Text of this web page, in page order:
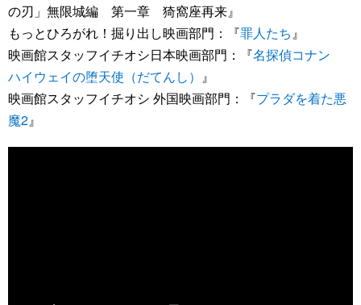
の刃」無限城編 第一章 猗窩座再来』
もっとひろがれ！掘り出し映画部門：『罪人たち』
映画館スタッフイチオシ日本映画部門：『名探偵コナン
ハイウェイの堕天使（だてんし） 』
映画館スタッフイチオシ 外国映画部門：『プラダを着た悪
魔2』